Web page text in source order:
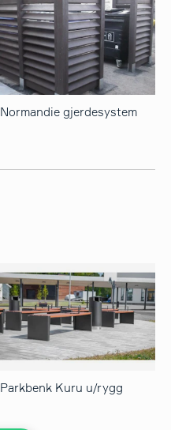
Normandie gjerdesystem
Parkbenk Kuru u/rygg